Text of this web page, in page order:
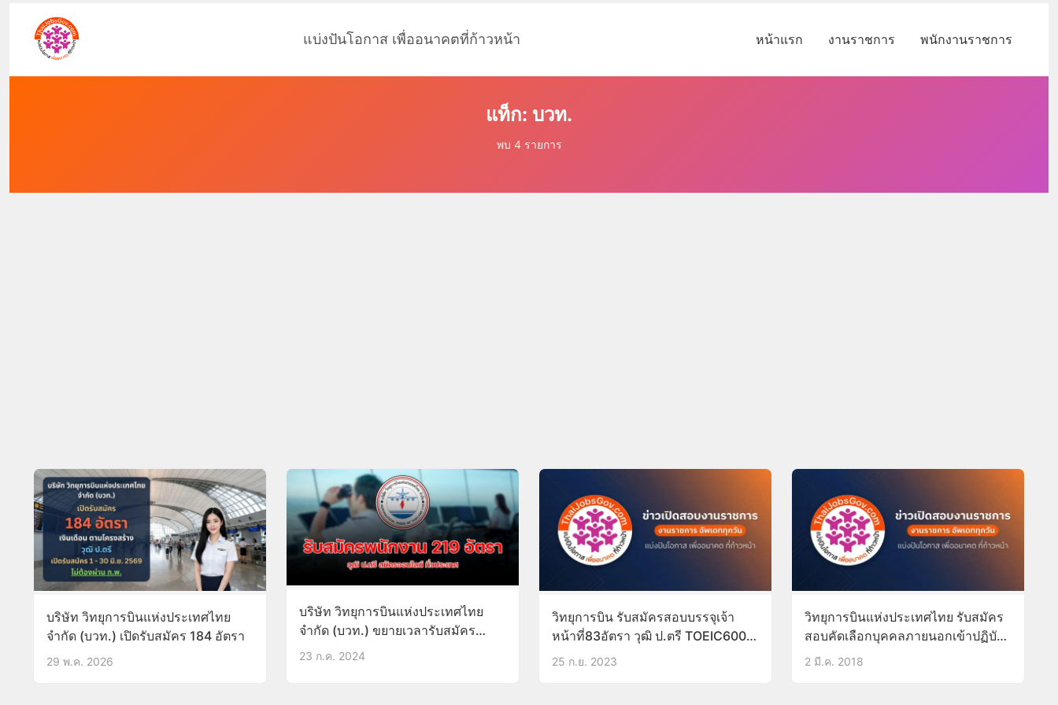
แบ่งปันโอกาส เพื่ออนาคตที่ก้าวหน้า หน้าแรก งานราชการ พนักงานราชการ
แท็ก: บวท.
พบ 4 รายการ
บริษัท วิทยุการบินแห่งประเทศไทย
จำกัด (บวท.) เปิดรับสมัคร 184 อัตรา
29 พ.ค. 2026
บริษัท วิทยุการบินแห่งประเทศไทย
จำกัด (บวท.) ขยายเวลารับสมัคร
พนักงาน 219 อัตรา วุฒิ ป.ตรี
23 ก.ค. 2024
วิทยุการบิน รับสมัครสอบบรรจุเจ้า
หน้าที่83อัตรา วุฒิ ป.ตรี TOEIC600
รับสมัครบัดนี้-11ต.ค.66
25 ก.ย. 2023
วิทยุการบินแห่งประเทศไทย รับสมัคร
สอบคัดเลือกบุคคลภายนอกเข้าปฏิบัติ
งาน กทม.-ภูมิภาคหลายอัตรา วุฒิ
2 มี.ค. 2018